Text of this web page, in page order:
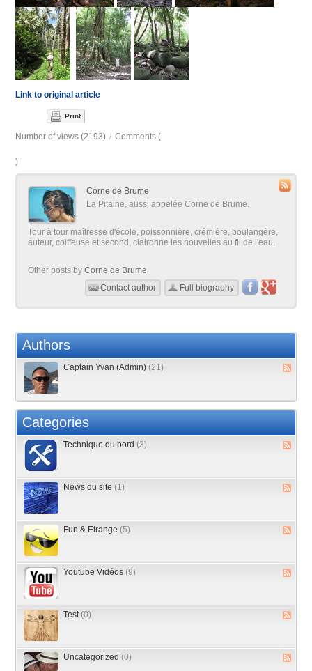
Link to original article
Print
Number of views (2193) / Comments (
)
Corne de Brume
La Pitaine, aussi appelée Corne de Brume.
Tour à tour maîtresse d'école, poissonnière, crémière, boulangère,
auteur, coiffeuse et second, claironne les nouvelles au fil de l'eau.
Other posts byCorne de Brume
Contact author
Full biography
Authors
Captain Yvan (Admin) (21)
Categories
Technique du bord (3)
News du site (1)
Fun & Etrange (5)
Youtube Vidéos (9)
Test (0)
Uncategorized (0)